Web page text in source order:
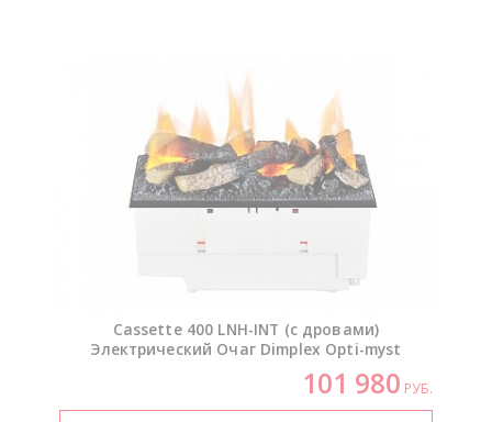
Cassette 400 LNH-INT (с дровами)
Электрический Очаг Dimplex Opti-myst
101 980 РУБ.